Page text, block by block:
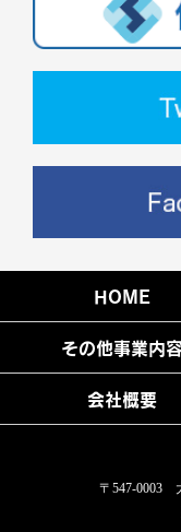
HOME
その他事業内容
会社概要
〒547-0003